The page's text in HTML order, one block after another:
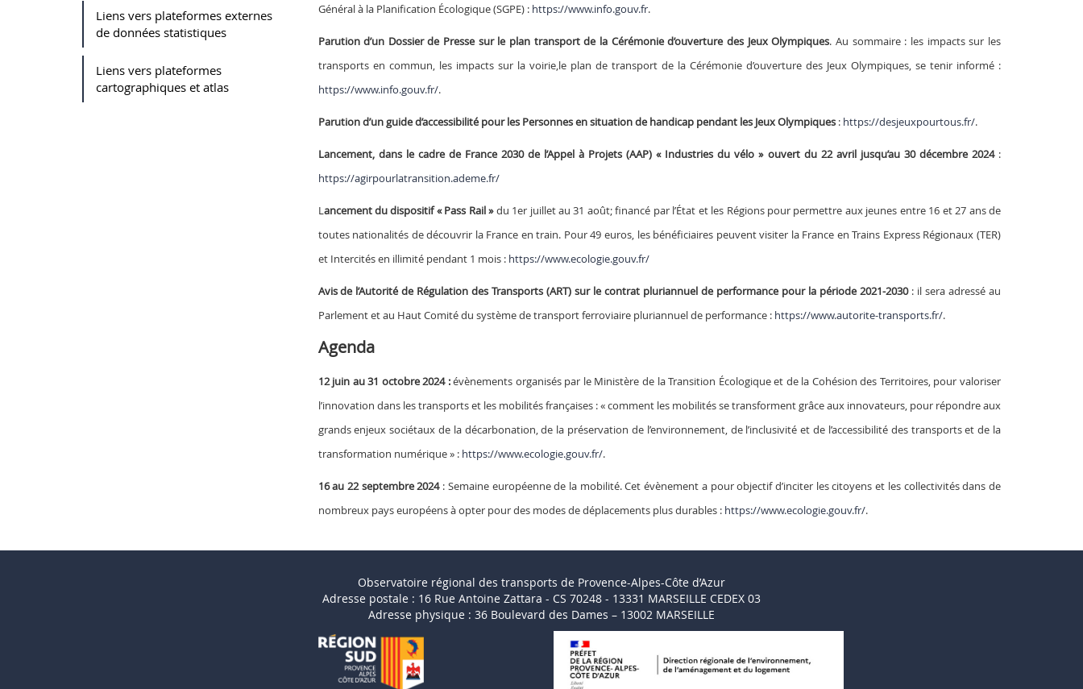
Liens vers plateformes externes
de données statistiques
Liens vers plateformes
cartographiques et atlas
Général à la Planification Écologique (SGPE) : https://www.info.gouv.fr.
Parution d’un Dossier de Presse sur le plan transport de la Cérémonie d’ouverture des Jeux Olympiques. Au sommaire : les impacts sur les
transports en commun, les impacts sur la voirie,le plan de transport de la Cérémonie d’ouverture des Jeux Olympiques, se tenir informé :
https://www.info.gouv.fr/.
Parution d’un guide d’accessibilité pour les Personnes en situation de handicap pendant les Jeux Olympiques: https://desjeuxpourtous.fr/.
Lancement, dans le cadre de France 2030 de l’Appel à Projets (AAP) « Industries du vélo » ouvert du 22 avril jusqu’au 30 décembre 2024:
https://agirpourlatransition.ademe.fr/
L ancement du dispositif « Pass Rail »du 1er juillet au 31 août; financé par l’État et les Régions pour permettre aux jeunes entre 16 et 27 ans de
toutes nationalités de découvrir la France en train. Pour 49 euros, les bénéficiaires peuvent visiter la France en Trains Express Régionaux (TER)
et Intercités en illimité pendant 1 mois :https://www.ecologie.gouv.fr/
Avis de l’Autorité de Régulation des Transports (ART) sur le contrat pluriannuel de performance pour la période 2021-2030 : il sera adressé au
Parlement et au Haut Comité du système de transport ferroviaire pluriannuel de performance : https://www.autorite-transports.fr/.
Agenda
12 juin au 31 octobre 2024 :évènements organisés par le Ministère de la Transition Écologique et de la Cohésion des Territoires, pour valoriser
l’innovation dans les transports et les mobilités françaises : « comment les mobilités se transforment grâce aux innovateurs, pour répondre aux
grands enjeux sociétaux de la décarbonation, de la préservation de l’environnement, de l’inclusivité et de l’accessibilité des transports et de la
transformation numérique » : https://www.ecologie.gouv.fr/.
16 au 22 septembre 2024: Semaine européenne de la mobilité. Cet évènement a pour objectif d’inciter les citoyens et les collectivités dans de
nombreux pays européens à opter pour des modes de déplacements plus durables : https://www.ecologie.gouv.fr/.
Observatoire régional des transports de Provence-Alpes-Côte d’Azur
Adresse postale : 16 Rue Antoine Zattara - CS 70248 - 13331 MARSEILLE CEDEX 03
Adresse physique : 36 Boulevard des Dames – 13002 MARSEILLE